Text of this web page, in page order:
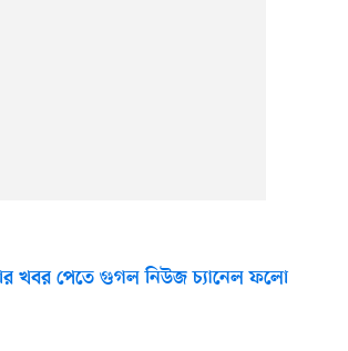
খবর পেতে গুগল নিউজ চ্যানেল ফলো